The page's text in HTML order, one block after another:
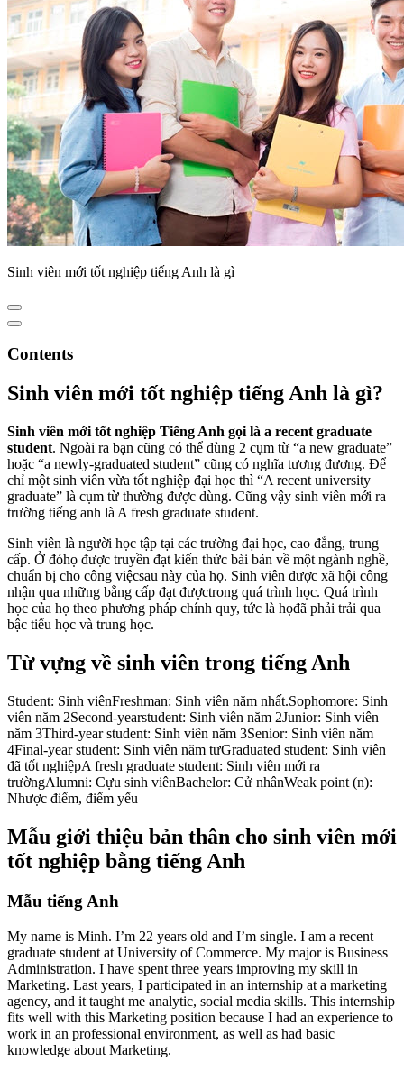
Sinh viên mới tốt nghiệp tiếng Anh là gì
Contents
Sinh viên mới tốt nghiệp tiếng Anh là gì?
Sinh viên mới tốt nghiệp Tiếng Anh gọi là a recent graduate
student. Ngoài ra bạn cũng có thể dùng 2 cụm từ “a new graduate”
hoặc “a newly-graduated student” cũng có nghĩa tương đương. Để
chỉ một sinh viên vừa tốt nghiệp đại học thì “A recent university
graduate” là cụm từ thường được dùng. Cũng vậy sinh viên mới ra
trường tiếng anh là A fresh graduate student.
Sinh viên là người học tập tại các trường đại học, cao đẳng, trung
cấp. Ở đóhọ được truyền đạt kiến thức bài bản về một ngành nghề,
chuẩn bị cho công việcsau này của họ. Sinh viên được xã hội công
nhận qua những bằng cấp đạt đượctrong quá trình học. Quá trình
học của họ theo phương pháp chính quy, tức là họđã phải trải qua
bậc tiểu học và trung học.
Từ vựng về sinh viên trong tiếng Anh
Student: Sinh viênFreshman: Sinh viên năm nhất.Sophomore: Sinh
viên năm 2Second-yearstudent: Sinh viên năm 2Junior: Sinh viên
năm 3Third-year student: Sinh viên năm 3Senior: Sinh viên năm
4Final-year student: Sinh viên năm tưGraduated student: Sinh viên
đã tốt nghiệpA fresh graduate student: Sinh viên mới ra
trườngAlumni: Cựu sinh viênBachelor: Cử nhânWeak point (n):
Nhược điểm, điểm yếu
Mẫu giới thiệu bản thân cho sinh viên mới
tốt nghiệp bằng tiếng Anh
Mẫu tiếng Anh
My name is Minh. I’m 22 years old and I’m single. I am a recent
graduate student at University of Commerce. My major is Business
Administration. I have spent three years improving my skill in
Marketing. Last years, I participated in an internship at a marketing
agency, and it taught me analytic, social media skills. This internship
fits well with this Marketing position because I had an experience to
work in an professional environment, as well as had basic
knowledge about Marketing.